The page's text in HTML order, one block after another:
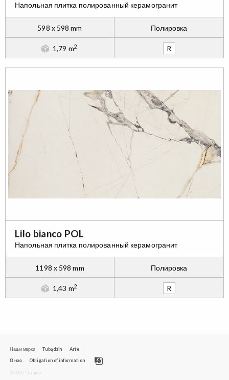
Напольная плитка полированный керамогранит
598 x 598 mm Полировка
1,79 m2 R
Lilo bianco POL
Напольная плитка полированный керамогранит
1198 x 598 mm Полировка
1,43 m2 R
Наши марки Tubądzin
Arte
О нас
Obligation of information
©2026 Domino